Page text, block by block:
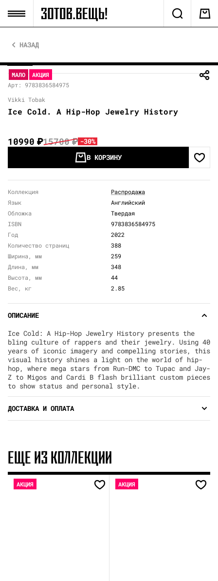
НАЗАД
МАЛО
АКЦИЯ
Арт: 9783836584975
Vikki Tobak
Ice Cold. A Hip-Hop Jewelry History
10990₽15700₽ -30%
В КОРЗИНУ
Коллекция
Распродажа
Язык
Английский
Обложка
Твердая
ISBN
9783836584975
Год
2022
Количество страниц
388
Ширина, мм
259
Длина, мм
348
Высота, мм
44
Вес, кг
2.85
ОПИСАНИЕ
Ice Cold: A Hip-Hop Jewelry History presents the
bling culture of rappers and their jewelry. Using 40
years of iconic imagery and compelling stories, this
visual history shines a light on the world of hip-
hop, where mega stars from Run-DMC to Tupac and Jay-
Z to Migos and Cardi B flash brilliant custom pieces
to show status and personal style.
ДОСТАВКА И ОПЛАТА
ЕЩЕ ИЗ КОЛЛЕКЦИИ
АКЦИЯ АКЦИЯ